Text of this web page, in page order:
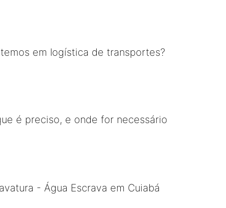
em logística de transportes?
é preciso, e onde for necessário
- Água Escrava em Cuiabá